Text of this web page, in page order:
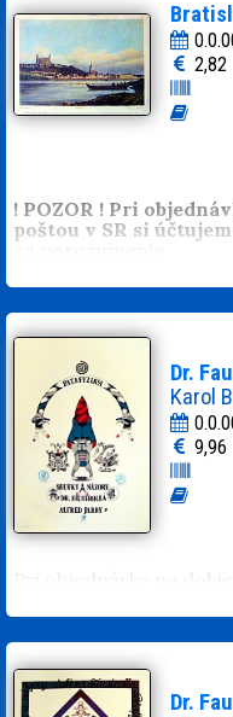
2,82
! POZOR ! Pri
poštou v SR si
Dr.
Karol
9,96
Pri objednávke na
Dr.